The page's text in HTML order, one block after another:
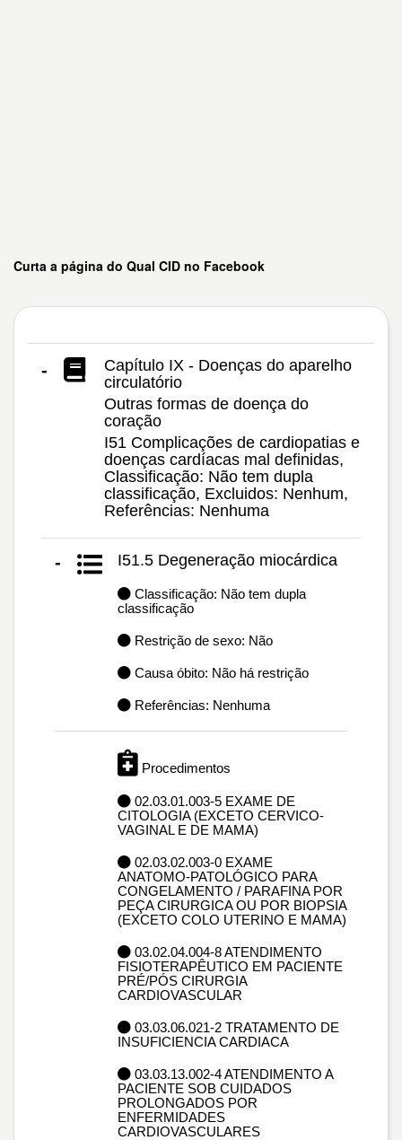
Curta a página do Qual CID no Facebook
-
Capítulo IX - Doenças do aparelho
circulatório
Outras formas de doença do
coração
I51 Complicações de cardiopatias e
doenças cardíacas mal definidas,
Classificação: Não tem dupla
classificação, Excluidos: Nenhum,
Referências: Nenhuma
- I51.5 Degeneração miocárdica
Classificação: Não tem dupla
classificação
Restrição de sexo: Não
Causa óbito: Não há restrição
Referências: Nenhuma
Procedimentos
02.03.01.003-5 EXAME DE
CITOLOGIA (EXCETO CERVICO-
VAGINAL E DE MAMA)
02.03.02.003-0 EXAME
ANATOMO-PATOLÓGICO PARA
CONGELAMENTO / PARAFINA POR
PEÇA CIRURGICA OU POR BIOPSIA
(EXCETO COLO UTERINO E MAMA)
03.02.04.004-8 ATENDIMENTO
FISIOTERAPÊUTICO EM PACIENTE
PRÉ/PÓS CIRURGIA
CARDIOVASCULAR
03.03.06.021-2 TRATAMENTO DE
INSUFICIENCIA CARDIACA
03.03.13.002-4 ATENDIMENTO A
PACIENTE SOB CUIDADOS
PROLONGADOS POR
ENFERMIDADES
CARDIOVASCULARES